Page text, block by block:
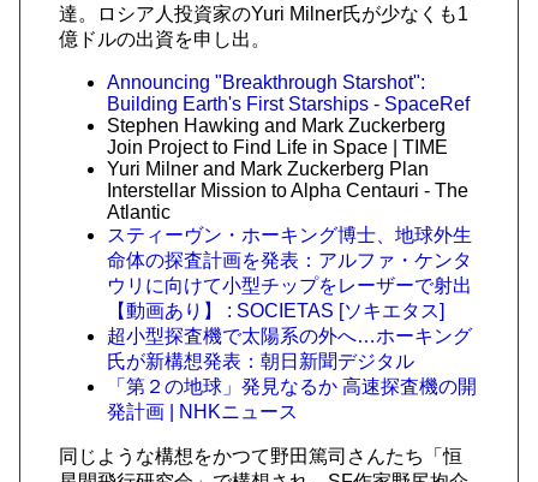
達。ロシア人投資家のYuri Milner氏が少なくも1
億ドルの出資を申し出。
Announcing "Breakthrough Starshot":
Building Earth's First Starships - SpaceRef
Stephen Hawking and Mark Zuckerberg
Join Project to Find Life in Space | TIME
Yuri Milner and Mark Zuckerberg Plan
Interstellar Mission to Alpha Centauri - The
Atlantic
スティーヴン・ホーキング博士、地球外生
命体の探査計画を発表：アルファ・ケンタ
ウリに向けて小型チップをレーザーで射出
【動画あり】 : SOCIETAS [ソキエタス]
超小型探査機で太陽系の外へ…ホーキング
氏が新構想発表：朝日新聞デジタル
「第２の地球」発見なるか 高速探査機の開
発計画 | NHKニュース
同じような構想をかつて野田篤司さんたち「恒